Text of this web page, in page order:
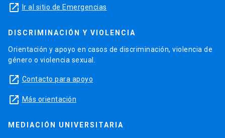
launch Ir al sitio de Emergencias
DISCRIMINACIÓN Y VIOLENCIA
Orientación y apoyo en casos de discriminación, violencia de
género o violencia sexual.
launch Contacto para apoyo
launch Más orientación
MEDIACIÓN UNIVERSITARIA